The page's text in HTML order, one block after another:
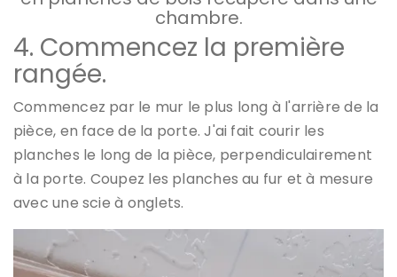
chambre.
4. Commencez la première
rangée.
Commencez par le mur le plus long à l'arrière de la
pièce, en face de la porte. J'ai fait courir les
planches le long de la pièce, perpendiculairement
à la porte. Coupez les planches au fur et à mesure
avec une scie à onglets.